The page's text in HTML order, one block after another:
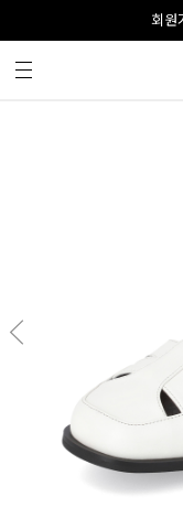
오전
회원